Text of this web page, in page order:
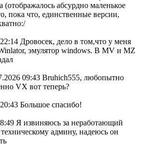
(отображалось абсурдно маленькое
пока что, единственные версии,
Дровосек, дело в том,что у меня
эмулятор windows. В MV и MZ
09:43 Bruhich555, любопытно
VX вот теперь?
Большое спасибо!
Я извиняюсь за неработающий
админу, надеюсь он